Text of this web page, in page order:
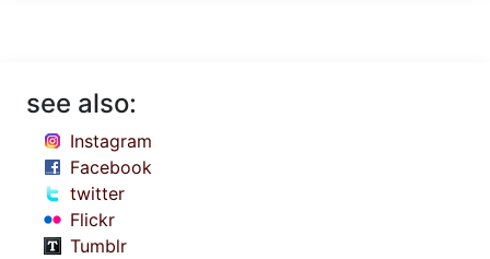
see also:
Instagram
Facebook
twitter
Flickr
Tumblr